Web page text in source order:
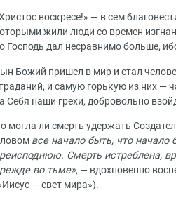
воскресе!» — в сем
жили люди со времен
Господь дал несравнимо больше,
Божий пришел в мир и стал
и самую горькую из них —
Себя наши грехи, добровольно
могла ли смерть удержать
все начало быть, что начало
Смерть истреблена,
во тьме», — вдохновенно
— свет мира»).